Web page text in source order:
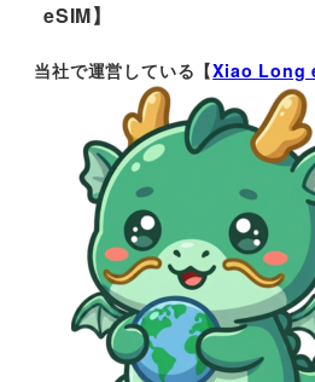
eSIM】
当社で運営している【Xiao Long